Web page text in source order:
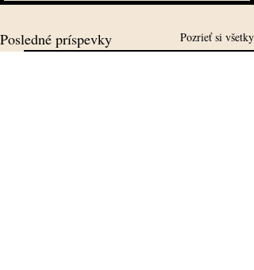
Posledné príspevky Pozrieť si všetky